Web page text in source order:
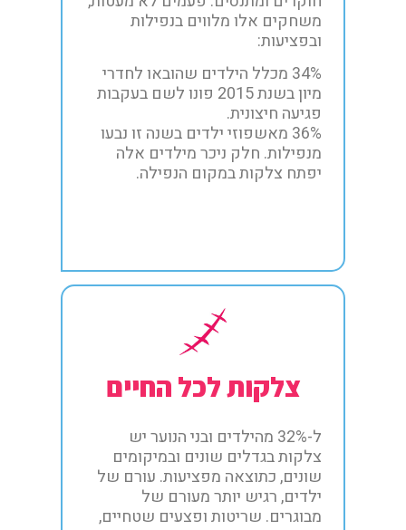
משחקים אלו מלווים בנפילות
ובפציעות:
34% מכלל הילדים שהובאו לחדרי
מיון בשנת 2015 פונו לשם בעקבות
פגיעה חיצונית.
36% מאשפוזי ילדים בשנה זו נבעו
מנפילות. חלק ניכר מילדים אלה
יפתח צלקות במקום הנפילה.
צלקות לכל החיים
ל-32% מהילדים ובני הנוער יש
צלקות בגדלים שונים ובמיקומים
שונים, כתוצאה מפציעות. עורם של
ילדים, רגיש יותר מעורם של
מבוגרים. שריטות ופצעים שטחיים,